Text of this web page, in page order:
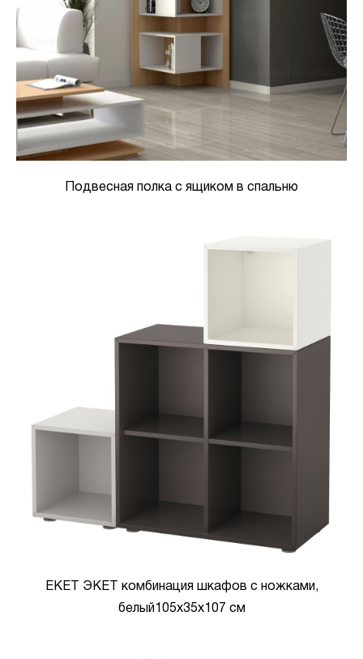
Подвесная полка с ящиком в спальню
EKET ЭКЕТ комбинация шкафов с ножками,
белый105x35x107 см